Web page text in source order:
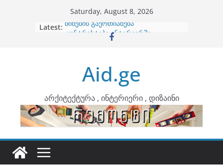
Saturday, August 8, 2026
Latest: ბინების გაერთიანება
კონტრასტები ინტერიერში
ინტერიერის დიზიანი
არტემიდი წარმოგიდგენთ
Aid.ge
არქიტექტურა , ინტერიერი , დიზაინი